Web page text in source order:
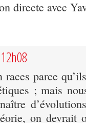
directe avec
parce
; mais
on devrait